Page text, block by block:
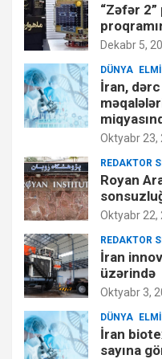
“Zəfər
Dekabr 5,
DÜNYA
İran,
Oktyabr 23,
REDAKTOR
Royan
Oktyabr 22,
REDAKTOR
İran
üzərində
Oktyabr 3,
DÜNYA
İran
sayına